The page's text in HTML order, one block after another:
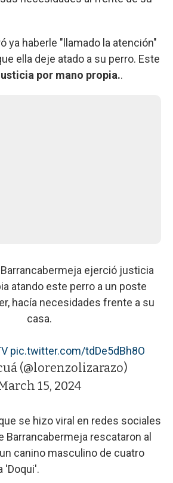
ya haberle "llamado la atención"
ella deje atado a su perro. Este
por mano propia..
ejerció justicia
atando este perro a un poste
hacía necesidades frente a su
casa.
pic.twitter.com/tdDe5dBh8O
(@lorenzolizarazo)
15, 2024
se hizo viral en redes sociales
Barrancabermeja rescataron al
canino masculino de cuatro
'Doqui'.